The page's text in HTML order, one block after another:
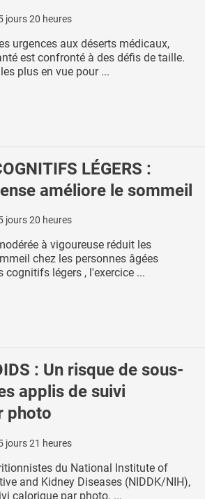
jours 20 heures
urgences aux déserts médicaux,
est confronté à des défis de taille.
plus en vue pour ...
LÉGERS :
améliore le sommeil
jours 20 heures
à vigoureuse réduit les
chez les personnes âgées
cognitifs légers , l'exercice ...
: Un risque de sous-
applis de suivi
photo
jours 21 heures
du National Institute of
and Kidney Diseases (NIDDK/NIH),
calorique par photo. ...